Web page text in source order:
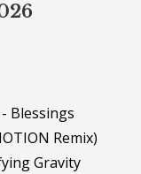
Blessings
Remix)
Gravity